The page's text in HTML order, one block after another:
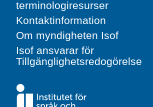
terminologiresurser
Kontaktinformation
Om myndigheten Isof
Isof ansvarar för
Tillgänglighetsredogörelse